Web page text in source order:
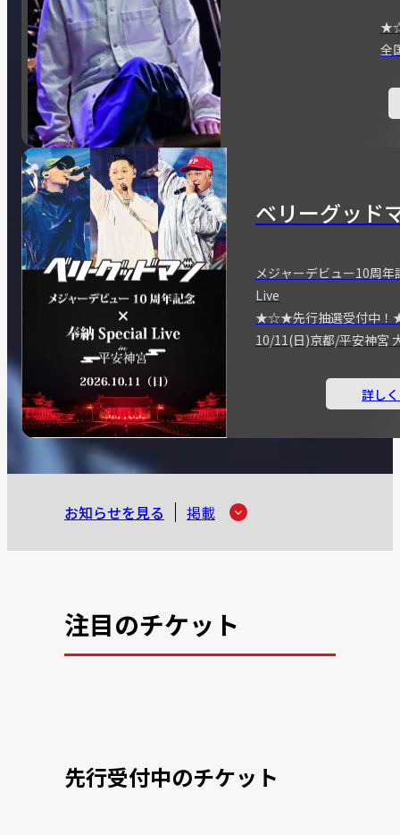
全
ベリーグッド
メジャーデビュー10周
Live
★☆★先行抽選受付中
10/11(日)京都/平安神宮
詳し
お知らせを見る 掲載
注目のチケット
先行受付中のチケット